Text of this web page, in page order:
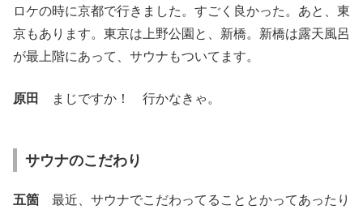
ロケの時に京都で行きました。すごく良かった。あと、東
京もあります。東京は上野公園と、新橋。新橋は露天風呂
が最上階にあって、サウナもついてます。
原田 まじですか！ 行かなきゃ。
サウナのこだわり
五箇 最近、サウナでこだわってることとかってあったり